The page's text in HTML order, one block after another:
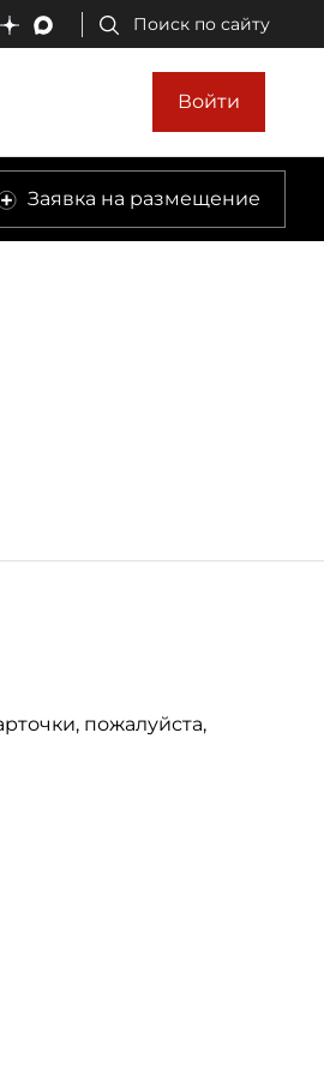
Поиск по сайту
Войти
Заявка на размещение
пожалуйста,